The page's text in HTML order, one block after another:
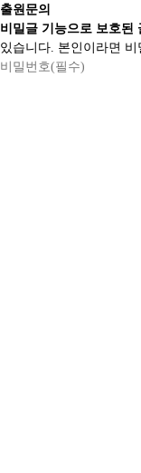
출원문의
비밀글 기능으로 보호된
있습니다. 본인이라면